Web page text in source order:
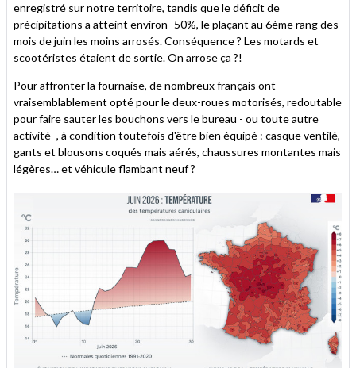
enregistré sur notre territoire, tandis que le déficit de
précipitations a atteint environ -50%, le plaçant au 6ème rang des
mois de juin les moins arrosés. Conséquence ? Les motards et
scootéristes étaient de sortie. On arrose ça ?!
Pour affronter la fournaise, de nombreux français ont
vraisemblablement opté pour le deux-roues motorisés, redoutable
pour faire sauter les bouchons vers le bureau - ou toute autre
activité -, à condition toutefois d'être bien équipé : casque ventilé,
gants et blousons coqués mais aérés, chaussures montantes mais
légères… et véhicule flambant neuf ?